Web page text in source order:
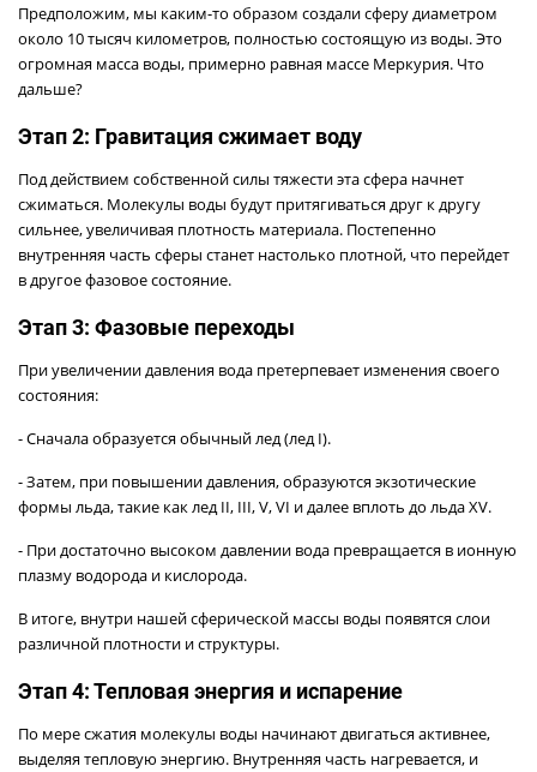
Предположим, мы каким-то образом создали сферу диаметром
около 10 тысяч километров, полностью состоящую из воды. Это
огромная масса воды, примерно равная массе Меркурия. Что
дальше?
Этап 2: Гравитация сжимает воду
Под действием собственной силы тяжести эта сфера начнет
сжиматься. Молекулы воды будут притягиваться друг к другу
сильнее, увеличивая плотность материала. Постепенно
внутренняя часть сферы станет настолько плотной, что перейдет
в другое фазовое состояние.
Этап 3: Фазовые переходы
При увеличении давления вода претерпевает изменения своего
состояния:
- Сначала образуется обычный лед (лед I).
- Затем, при повышении давления, образуются экзотические
формы льда, такие как лед II, III, V, VI и далее вплоть до льда XV.
- При достаточно высоком давлении вода превращается в ионную
плазму водорода и кислорода.
В итоге, внутри нашей сферической массы воды появятся слои
различной плотности и структуры.
Этап 4: Тепловая энергия и испарение
По мере сжатия молекулы воды начинают двигаться активнее,
выделяя тепловую энергию. Внутренняя часть нагревается, и